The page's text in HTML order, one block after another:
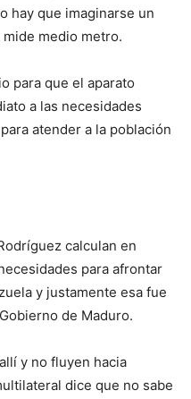
hay que imaginarse un
medio metro.
para que el aparato
a las necesidades
atender a la población
calculan en
para afrontar
y justamente esa fue
de Maduro.
y no fluyen hacia
dice que no sabe